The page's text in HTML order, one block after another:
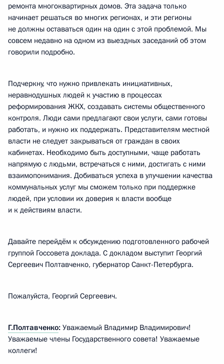
ремонта многоквартирных домов. Эта задача только
начинает решаться во многих регионах, и эти регионы
не должны оставаться один на один с этой проблемой. Мы
совсем недавно на одном из выездных заседаний об этом
говорили подробно.
Подчеркну, что нужно привлекать инициативных,
неравнодушных людей к участию в процессах
реформирования ЖКХ, создавать системы общественного
контроля. Люди сами предлагают свои услуги, сами готовы
работать, и нужно их поддержать. Представителям местной
власти не следует закрываться от граждан в своих
кабинетах. Необходимо быть доступными, чаще работать
напрямую с людьми, встречаться с ними, достигать с ними
взаимопонимания. Добиваться успеха в улучшении качества
коммунальных услуг мы сможем только при поддержке
людей, при условии их доверия к власти вообще
и к действиям власти.
Давайте перейдём к обсуждению подготовленного рабочей
группой Госсовета доклада. С докладом выступит Георгий
Сергеевич Полтавченко, губернатор Санкт-Петербурга.
Пожалуйста, Георгий Сергеевич.
Г.Полтавченко: Уважаемый Владимир Владимирович!
Уважаемые члены Государственного совета! Уважаемые
коллеги!